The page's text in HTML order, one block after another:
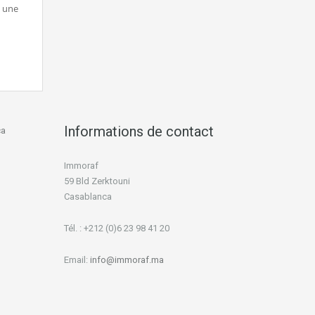
une
Informations de contact
Immoraf
59 Bld Zerktouni
Casablanca
Tél. : +212 (0)6 23 98 41 20
Email: info@immoraf.ma